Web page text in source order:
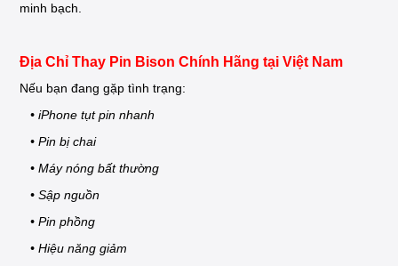
minh bạch.
Địa Chỉ Thay Pin Bison Chính Hãng tại Việt Nam
Nếu bạn đang gặp tình trạng:
• iPhone tụt pin nhanh
• Pin bị chai
• Máy nóng bất thường
• Sập nguồn
• Pin phồng
• Hiệu năng giảm